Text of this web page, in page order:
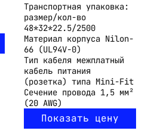
Транспортная упаковка:
размер/кол-во
48*32*22.5/2500
Материал корпуса Nilon-
66 (UL94V-0)
Тип кабеля межплатный
кабель питания
(розетка) типа Mini-Fit
Сечение провода 1,5 мм²
(20 AWG)
Показать цену